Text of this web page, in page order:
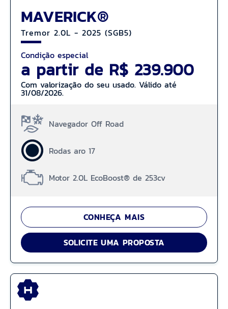
MAVERICK®
Tremor 2.0L - 2025 (SGB5)
Condição especial
a partir de R$ 239.900
Com valorização do seu usado. Válido até
31/08/2026.
Navegador Off Road
Rodas aro 17
Motor 2.0L EcoBoost® de 253cv
CONHEÇA MAIS
SOLICITE UMA PROPOSTA